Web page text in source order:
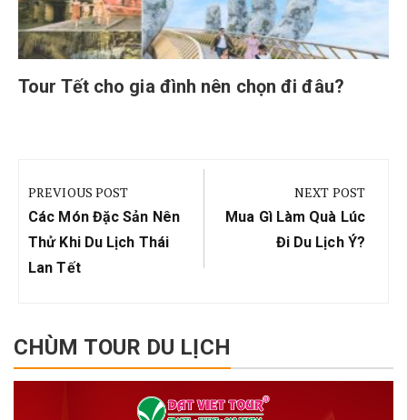
Tour Tết cho gia đình nên chọn đi đâu?
hướng
bài
viết
PREVIOUS POST
Previous
Post:
Các Món Đặc Sản Nên
Thử Khi Du Lịch Thái
Lan Tết
NEXT POST
Next
Mua Gì Làm Quà Lúc
Đi Du Lịch Ý?
CHÙM TOUR DU LỊCH